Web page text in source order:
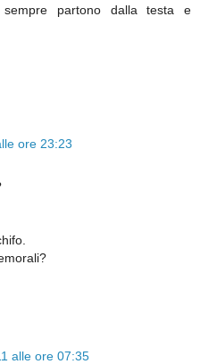
sempre partono dalla testa e
ore 23:23
alle ore 07:35